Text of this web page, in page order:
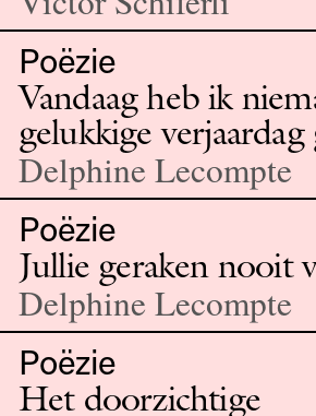
Poëzie
Vandaag heb ik
gelukkige verjaardag
Delphine Lecompte
Poëzie
Jullie geraken nooit
Delphine Lecompte
Poëzie
Het doorzichtige